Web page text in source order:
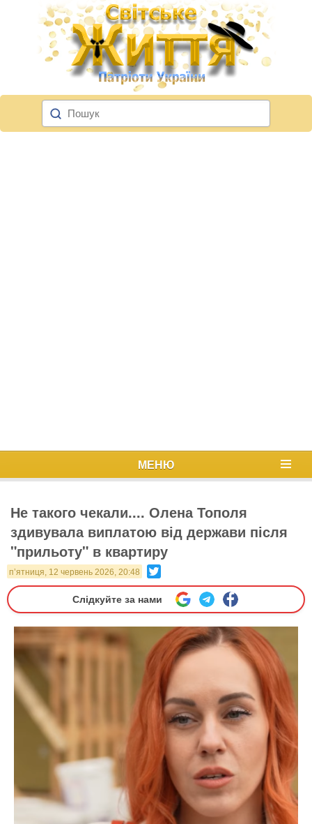
МЕНЮ
Не такого чекали.... Олена Тополя
здивувала виплатою від держави після
"прильоту" в квартиру
п’ятниця, 12 червень 2026, 20:48
Слідкуйте за нами